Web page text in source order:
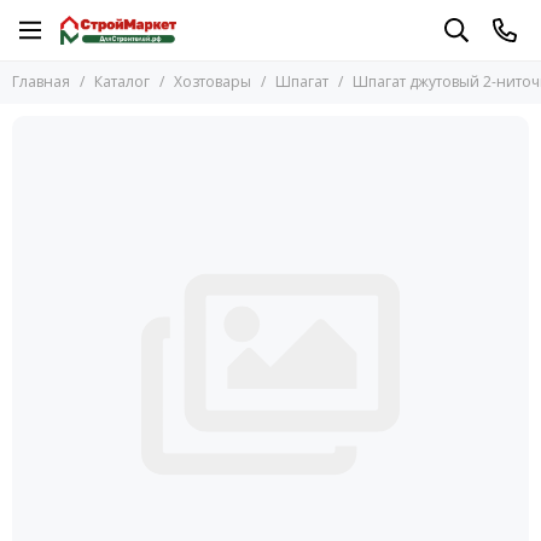
Хозтовары
Главная Каталог Хозтовары Шпагат Шпагат джутовый 2-